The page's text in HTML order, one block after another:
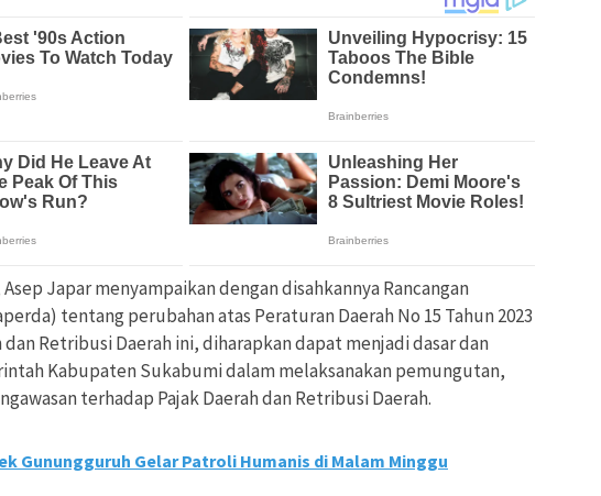
Japar menyampaikan dengan disahkannya Rancangan
tentang perubahan atas Peraturan Daerah No 15 Tahun 2023
dan Retribusi Daerah ini, diharapkan dapat menjadi dasar dan
Kabupaten Sukabumi dalam melaksanakan pemungutan,
terhadap Pajak Daerah dan Retribusi Daerah.
Gunungguruh Gelar Patroli Humanis di Malam Minggu